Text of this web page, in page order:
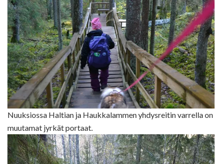
Nuuksiossa Haltian ja Haukkalammen yhdysreitin varrella on
muutamat jyrkät portaat.